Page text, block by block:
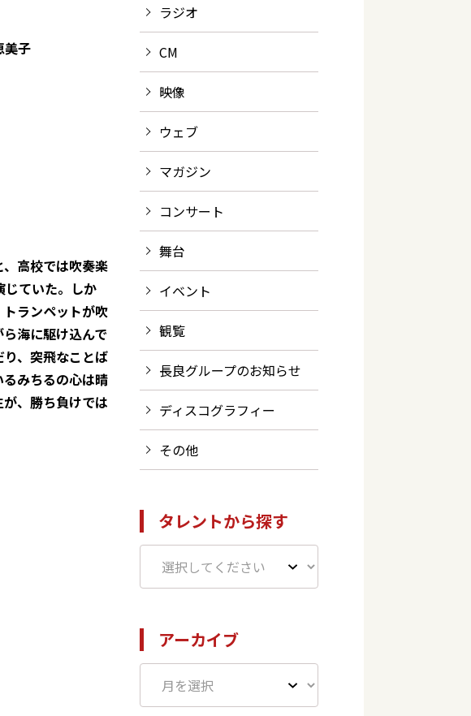
子
高校では吹奏楽
じていた。しか
ランペットが吹
海に駆け込んで
、突飛なことば
みちるの心は晴
、勝ち負けでは
ラジオ
CM
映像
ウェブ
マガジン
コンサート
舞台
イベント
観覧
長良グループのお知らせ
ディスコグラフィー
その他
タレントから探す
アーカイブ